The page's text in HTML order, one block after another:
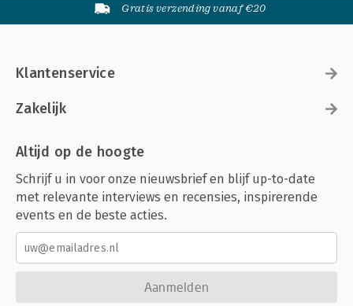
Gratis verzending vanaf €20
Klantenservice
Zakelijk
Altijd op de hoogte
Schrijf u in voor onze nieuwsbrief en blijf up-to-date
met relevante interviews en recensies, inspirerende
events en de beste acties.
Aanmelden